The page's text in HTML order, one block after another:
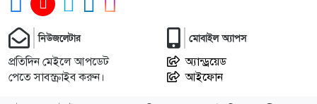
পানছড়িতে শিক্ষা ও ধর্মীয় প্রতিষ্ঠানে বিজিবির অনুদান
১৩
সবুজায়নে সেনাবাহিনীর ব্যতিক্রমী উদ্যোগ,
খাগড়াছড়িতে ৩৫ হাজার চারা বিতরণ
১৪
নিউজলেটার
প্রতিদিন মেইলে আপডেট
পেতে সাবস্ক্রাইব করুন।
মোবাইল অ্যাপস
অ্যান্ড্রয়েড
আইফোন